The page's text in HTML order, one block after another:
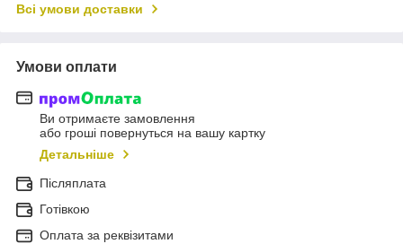
Всі умови доставки
Умови оплати
Ви отримаєте замовлення
або гроші повернуться на вашу картку
Детальніше
Післяплата
Готівкою
Оплата за реквізитами